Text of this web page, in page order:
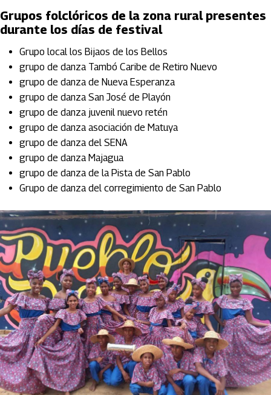
Grupos folclóricos de la zona rural presentes
durante los días de festival
Grupo local los Bijaos de los Bellos
grupo de danza Tambó Caribe de Retiro Nuevo
grupo de danza de Nueva Esperanza
grupo de danza San José de Playón
grupo de danza juvenil nuevo retén
grupo de danza asociación de Matuya
grupo de danza del SENA
grupo de danza Majagua
grupo de danza de la Pista de San Pablo
Grupo de danza del corregimiento de San Pablo